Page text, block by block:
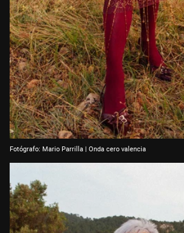
Fotógrafo: Mario Parrilla | Onda cero valencia